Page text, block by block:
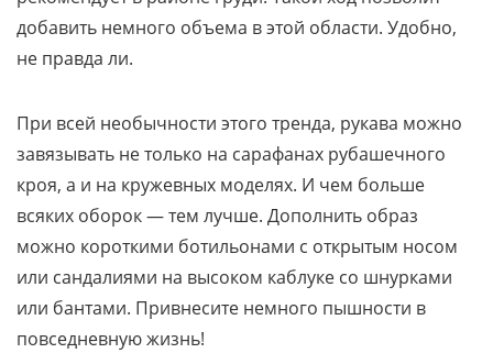
добавить немного объема в этой области. Удобно,
не правда ли.
При всей необычности этого тренда, рукава можно
завязывать не только на сарафанах рубашечного
кроя, а и на кружевных моделях. И чем больше
всяких оборок — тем лучше. Дополнить образ
можно короткими ботильонами с открытым носом
или сандалиями на высоком каблуке со шнурками
или бантами. Привнесите немного пышности в
повседневную жизнь!